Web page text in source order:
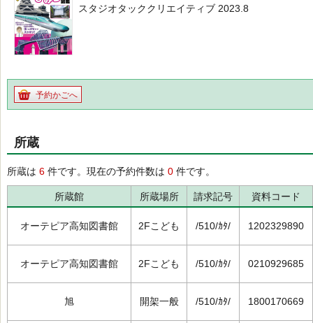
スタジオタッククリエイティブ 2023.8
予約かごへ
所蔵
所蔵は 6 件です。現在の予約件数は 0 件です。
所蔵館 所蔵場所 請求記号 資料コード
オーテピア高知図書館 2Fこども /510/ｶﾀ/ 1202329890
オーテピア高知図書館 2Fこども /510/ｶﾀ/ 0210929685
旭 開架一般 /510/ｶﾀ/ 1800170669